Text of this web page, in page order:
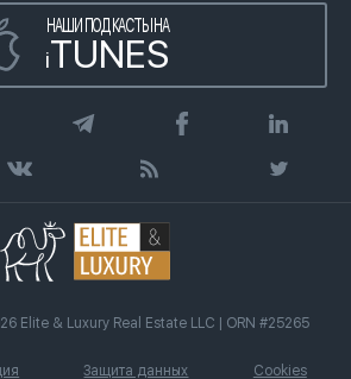
НАШИ ПОДКАСТЫ НА
iTUNES
Elite & Luxury Real Estate LLC | ORN #25265
Защита данных Cookies